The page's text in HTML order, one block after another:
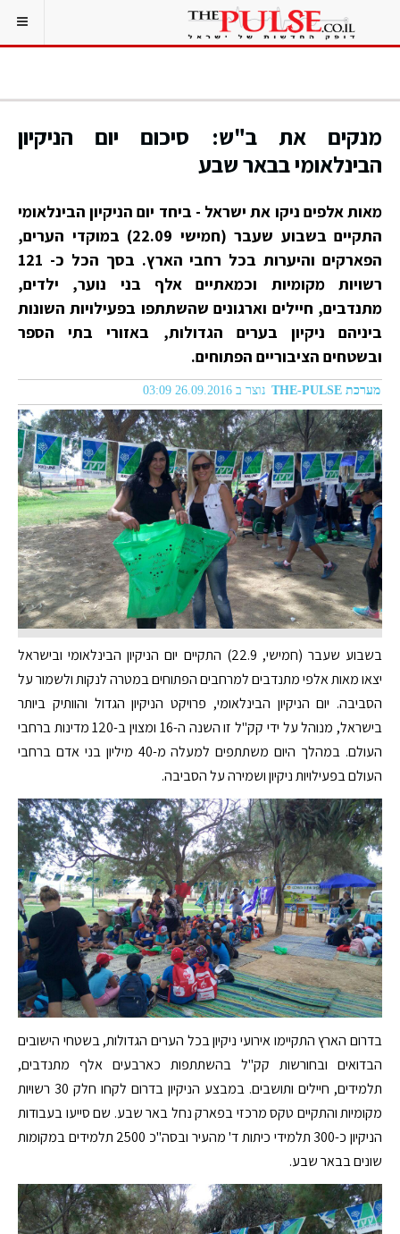
מנקים את ב"ש: סיכום יום הניקיון
הבינלאומי בבאר שבע
מאות אלפים ניקו את ישראל - ביחד יום הניקיון הבינלאומי
התקיים בשבוע שעבר (חמישי 22.09) במוקדי הערים,
הפארקים והיערות בכל רחבי הארץ. בסך הכל כ- 121
רשויות מקומיות וכמאתיים אלף בני נוער, ילדים,
מתנדבים, חיילים וארגונים שהשתתפו בפעילויות השונות
ביניהם ניקיון בערים הגדולות, באזורי בתי הספר
ובשטחים הציבוריים הפתוחים.
מערכת THE-PULSE נוצר ב 26.09.2016 03:09
בשבוע שעבר (חמישי, 22.9) התקיים יום הניקיון הבינלאומי ובישראל
יצאו מאות אלפי מתנדבים למרחבים הפתוחים במטרה לנקות ולשמור על
הסביבה. יום הניקיון הבינלאומי, פרויקט הניקיון הגדול והוותיק ביותר
בישראל, מנוהל על ידי קק"ל זו השנה ה-16 ומצוין ב-120 מדינות ברחבי
העולם. במהלך היום משתתפים למעלה מ-40 מיליון בני אדם ברחבי
העולם בפעילויות ניקיון ושמירה על הסביבה.
בדרום הארץ התקיימו אירועי ניקיון בכל הערים הגדולות, בשטחי הישובים
הבדואים ובחורשות קק"ל בהשתתפות כארבעים אלף מתנדבים,
תלמידים, חיילים ותושבים. במבצע הניקיון בדרום לקחו חלק 30 רשויות
מקומיות והתקיים טקס מרכזי בפארק נחל באר שבע. שם סייעו בעבודות
הניקיון כ-300 תלמידי כיתות ד' מהעיר ובסה"כ 2500 תלמידים במקומות
שונים בבאר שבע.